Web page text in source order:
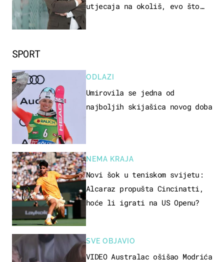
SPORT
ODLAZI
Umirovila se jedna od
najboljih skijašica novog doba
NEMA KRAJA
Novi šok u teniskom svijetu:
Alcaraz propušta Cincinatti,
hoće li igrati na US Openu?
SVE OBJAVIO
VIDEO Australac ošišao Modrića
utjecaja na okoliš, evo što